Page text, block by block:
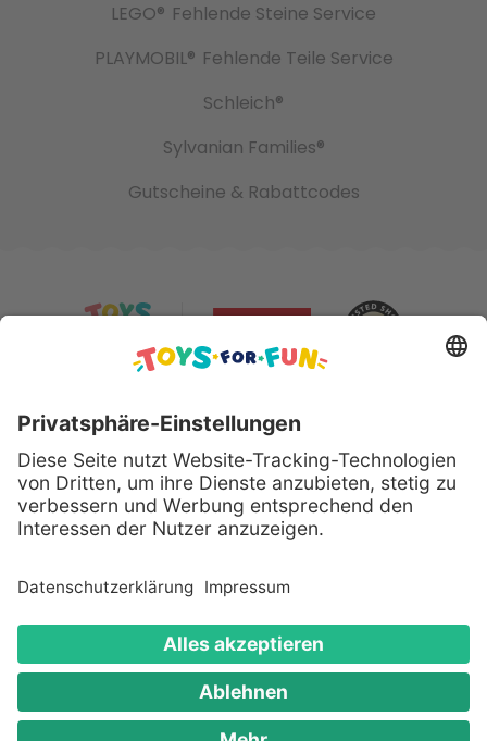
LEGO® Fehlende Steine Service
PLAYMOBIL® Fehlende Teile Service
Schleich®
Sylvanian Families®
Gutscheine & Rabattcodes
Sicher bezahlen mit:
Alle genannten Produkte und Logos sind eingetragene
Warenzeichen der jeweiligen Hersteller.
Copyright © 2008 - 2026 Toys for Fun GmbH - Alle
Rechte vorbehalten